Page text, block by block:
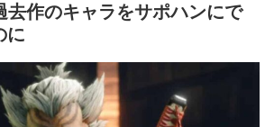
去作のキャラをサポハンにで
に